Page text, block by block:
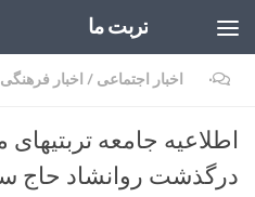
تربت ما
اخبار اجتماعی / اخبار فرهنگی ۰
اطلاعیه جامعه
درگذشت روانشاد حاج